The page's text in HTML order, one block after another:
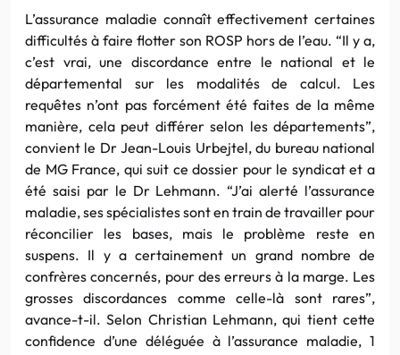
L’assurance maladie connaît effectivement certaines
difficultés à faire flotter son ROSP hors de l’eau. “Il y a,
c’est vrai, une discordance entre le national et le
départemental sur les modalités de calcul. Les
requêtes n’ont pas forcément été faites de la même
manière, cela peut différer selon les départements”,
convient le Dr Jean-Louis Urbejtel, du bureau national
de MG France, qui suit ce dossier pour le syndicat et a
été saisi par le Dr Lehmann. “J’ai alerté l’assurance
maladie, ses spécialistes sont en train de travailler pour
réconcilier les bases, mais le problème reste en
suspens. Il y a certainement un grand nombre de
confrères concernés, pour des erreurs à la marge. Les
grosses discordances comme celle-là sont rares”,
avance-t-il. Selon Christian Lehmann, qui tient cette
confidence d’une déléguée à l’assurance maladie, 1